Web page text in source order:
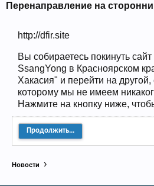
Чип-тюнинг
Прошедшие встречи клуба:1 .2. 3
12.13.14 .15. 16.17.18.19.20. 21.
Ближайшие мероприятия: 16
лет клубу!
Перенаправление на
http://dfir.site
Вы собираетесь покинуть
SsangYong в Красноярском
Хакасия" и перейти на другой,
которому мы не имеем
Нажмите на кнопку ниже,
Продолжить...
Новости